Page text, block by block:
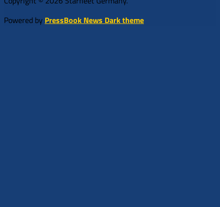
Powered by PressBook News Dark theme